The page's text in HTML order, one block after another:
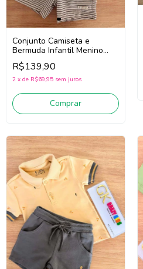
Conjunto Camiseta e
Bermuda Infantil Menino
Onda Marinha 1263074 (Off
White/Bege)
R$139,90
2 x de R$69,95 sem juros
Comprar